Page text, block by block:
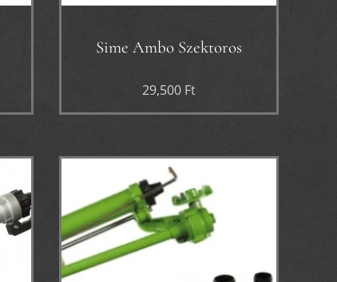
Sime Ambo Szektoros
29,500Ft